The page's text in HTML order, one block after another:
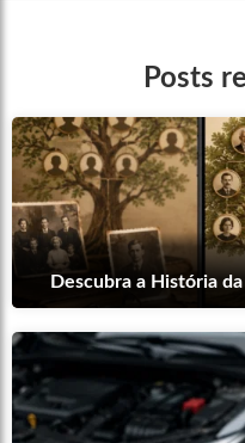
Posts
Descubra a História